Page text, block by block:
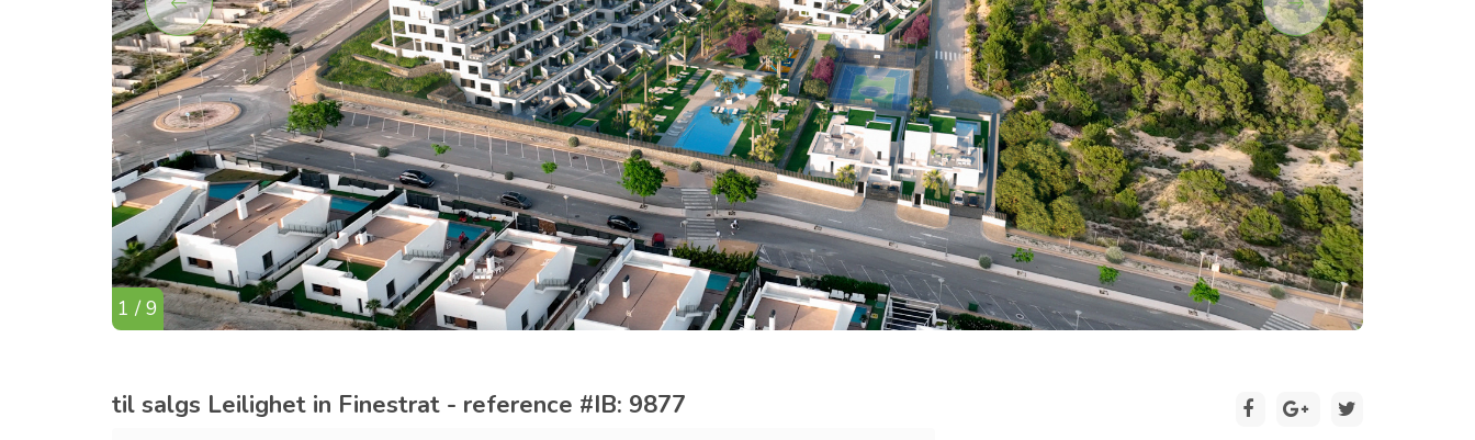
1 / 9
til salgs Leilighet in Finestrat - reference #IB: 9877